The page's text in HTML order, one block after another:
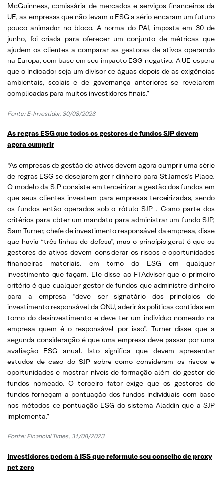
McGuinness, comissária de mercados e serviços financeiros da
UE, as empresas que não levam o ESG a sério encaram um futuro
pouco animador no bloco. A norma do PAI, imposta em 30 de
junho, foi criada para oferecer um conjunto de métricas que
ajudem os clientes a comparar as gestoras de ativos operando
na Europa, com base em seu impacto ESG negativo. A UE espera
que o indicador seja um divisor de águas depois de as exigências
ambientais, sociais e de governança anteriores se revelarem
complicadas para muitos investidores finais.”
Fonte: E-Investidor, 30/08/2023
As regras ESG que todos os gestores de fundos SJP devem
agora cumprir
“As empresas de gestão de ativos devem agora cumprir uma série
de regras ESG se desejarem gerir dinheiro para St James’s Place.
O modelo da SJP consiste em terceirizar a gestão dos fundos em
que seus clientes investem para empresas terceirizadas, sendo
os fundos então operados sob o rótulo SJP . Como parte dos
critérios para obter um mandato para administrar um fundo SJP,
Sam Turner, chefe de investimento responsável da empresa, disse
que havia “três linhas de defesa”, mas o princípio geral é que os
gestores de ativos devem considerar os riscos e oportunidades
financeiras materiais. em torno do ESG em qualquer
investimento que façam. Ele disse ao FTAdviser que o primeiro
critério é que qualquer gestor de fundos que administre dinheiro
para a empresa “deve ser signatário dos princípios de
investimento responsável da ONU, aderir às políticas contidas em
torno do desinvestimento e deve ter um indivíduo nomeado na
empresa quem é o responsável por isso”. Turner disse que a
segunda consideração é que uma empresa deve passar por uma
avaliação ESG anual. Isto significa que devem apresentar
estudos de caso do SJP sobre como consideram os riscos e
oportunidades e mostrar níveis de formação além do gestor de
fundos nomeado. O terceiro fator exige que os gestores de
fundos forneçam a pontuação dos fundos individuais com base
nos métodos de pontuação ESG do sistema Aladdin que a SJP
implementa.”
Fonte: Financial Times, 31/08/2023
Investidores pedem à ISS que reformule seu conselho de proxy
net zero